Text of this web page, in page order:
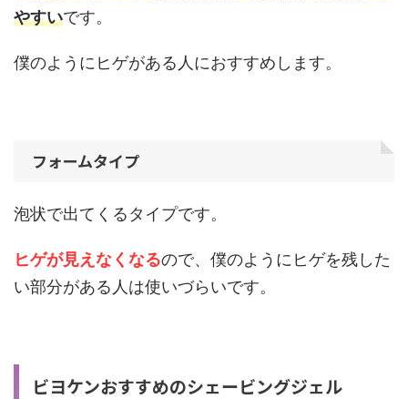
やすいです。
僕のようにヒゲがある人におすすめします。
フォームタイプ
泡状で出てくるタイプです。
ヒゲが見えなくなるので、僕のようにヒゲを残した
い部分がある人は使いづらいです。
ビヨケンおすすめのシェービングジェル